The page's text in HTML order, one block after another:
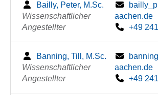
Bailly, Peter, M.Sc.
Wissenschaftlicher
Angestellter
aachen.de
+49
Banning, Till, M.Sc.
Wissenschaftlicher
Angestellter
aachen.de
+49